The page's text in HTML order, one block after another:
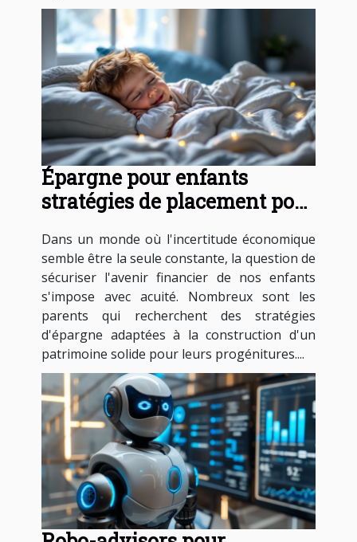
Épargne pour enfants
stratégies de placement pour
enfants
Dans un monde où l'incertitude économique
semble être la seule constante, la question de
sécuriser l'avenir financier de nos enfants
s'impose avec acuité. Nombreux sont les
parents qui recherchent des stratégies
d'épargne adaptées à la construction d'un
patrimoine solide pour leurs progénitures....